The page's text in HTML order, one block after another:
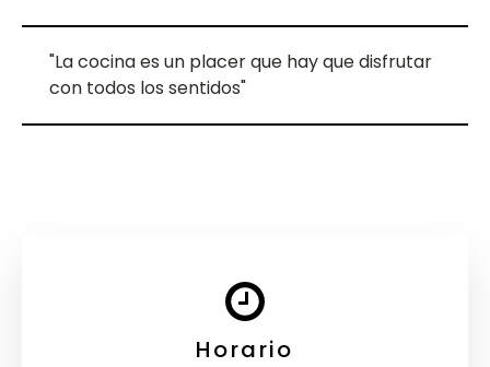
"La cocina es un placer que hay que disfrutar
con todos los sentidos"
Horario